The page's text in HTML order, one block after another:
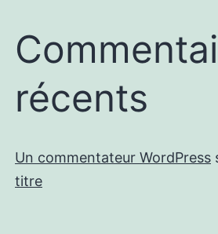
récents
Un commentateur WordPress
titre